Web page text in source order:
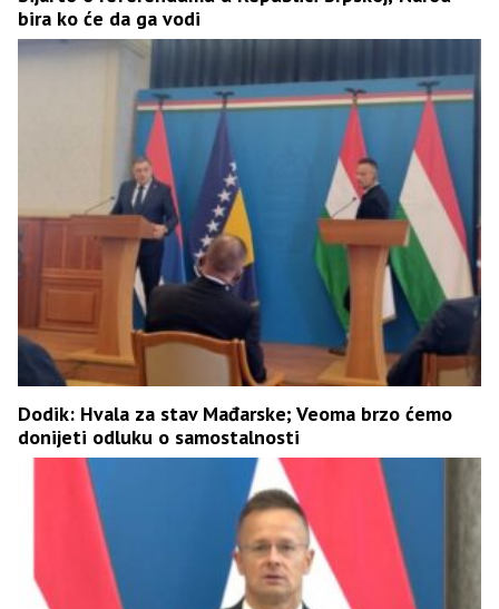
bira ko će da ga vodi
Dodik: Hvala za stav Mađarske; Veoma brzo ćemo
donijeti odluku o samostalnosti